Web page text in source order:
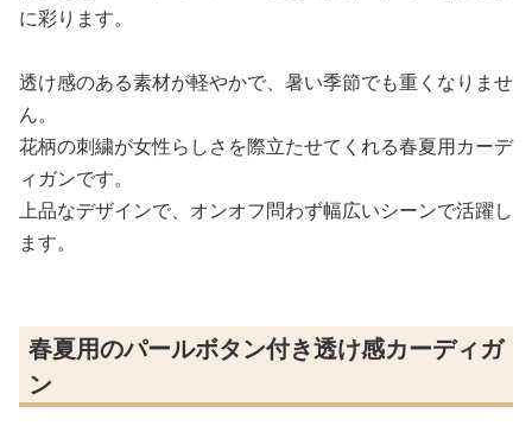
に彩ります。
透け感のある素材が軽やかで、暑い季節でも重くなりませ
ん。
花柄の刺繍が女性らしさを際立たせてくれる春夏用カーデ
ィガンです。
上品なデザインで、オンオフ問わず幅広いシーンで活躍し
ます。
春夏用のパールボタン付き透け感カーディガ
ン